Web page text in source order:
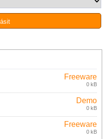
Freeware
0 kB
Demo
0 kB
Freeware
0 kB